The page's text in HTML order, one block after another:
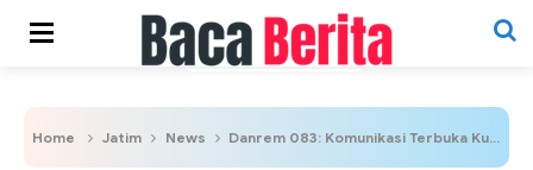
Home Jatim News Danrem 083: Komunikasi Terbuka Kunci Penguatan Hubungan Pemerintah dan TNI